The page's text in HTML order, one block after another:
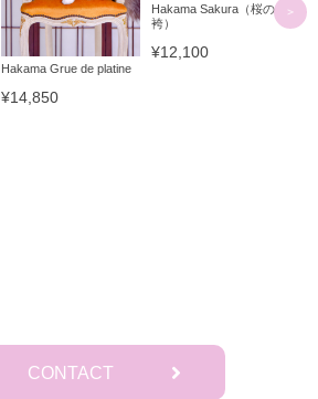
Hakama Grue de platine
¥14,850
Hakama Sakura（桜の
袴）
¥12,100
CONTACT